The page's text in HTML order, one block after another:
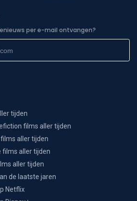
per e-mail ontvangen?
tijden
films aller tijden
aller tijden
films aller tijden
aller tijden
de laatste jaren
Netflix